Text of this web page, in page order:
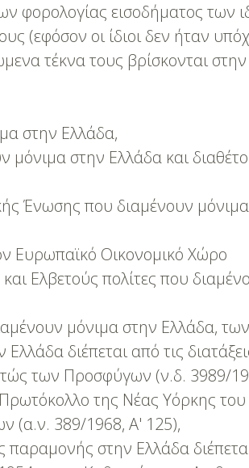
φορολογίας εισοδήματος των
(εφόσον οι ίδιοι δεν ήταν
τέκνα τους βρίσκονται στην
στην Ελλάδα,
μόνιμα στην Ελλάδα και
Ένωσης που διαμένουν μόνιμα
Ευρωπαϊκό Οικονομικό Χώρο
και Ελβετούς πολίτες που
μόνιμα στην Ελλάδα, των
διέπεται από τις
των Προσφύγων (ν.δ. 3989/
της Νέας Υόρκης του
(α.ν. 389/1968, Α' 125),
παραμονής στην Ελλάδα
Αίγινα